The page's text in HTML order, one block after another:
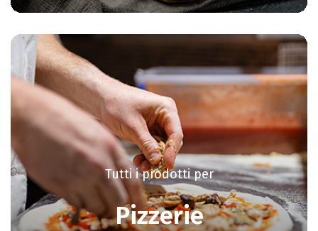
Tutti i prodotti per
Pizzerie